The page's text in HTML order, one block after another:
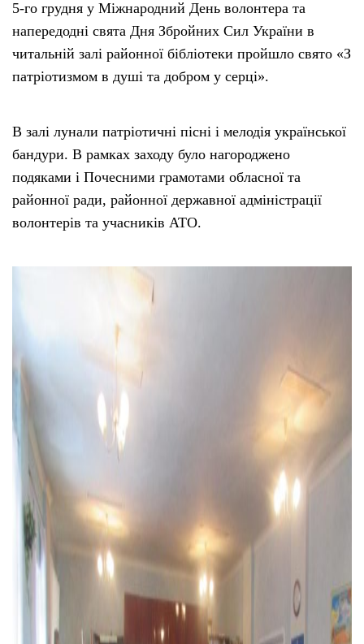
5-го грудня у Міжнародний День волонтера та
напередодні свята Дня Збройних Сил України в
читальній залі районної бібліотеки пройшло свято «З
патріотизмом в душі та добром у серці».
В залі лунали патріотичні пісні і мелодія української
бандури. В рамках заходу було нагороджено
подяками і Почесними грамотами обласної та
районної ради, районної державної адміністрації
волонтерів та учасників АТО.